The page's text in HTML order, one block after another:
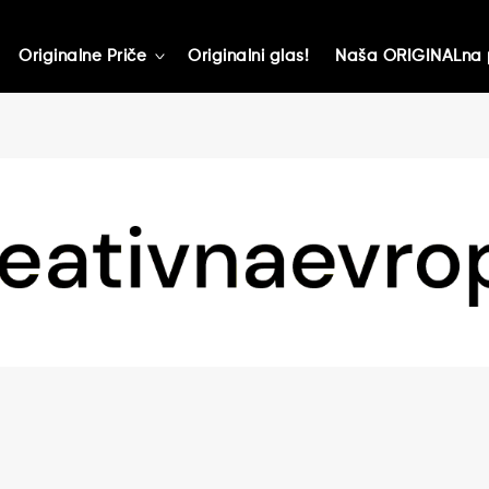
Originalne Priče toggle
Originalni glas! Naša